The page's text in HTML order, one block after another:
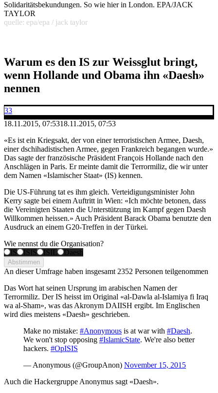
Solidaritätsbekundungen. So wie hier in London. EPA/JACK
TAYLOR
quelle: epa/epa / jack taylor
Warum es den IS zur Weissglut bringt,
wenn Hollande und Obama ihn «Daesh»
nennen
33
18.11.2015, 07:5318.11.2015, 07:53
«Es ist ein Kriegsakt, der von einer terroristischen Armee, Daesh,
einer dschihadistischen Armee, gegen Frankreich begangen wurde.»
Das sagte der französische Präsident François Hollande nach den
Anschlägen in Paris. Er meinte damit die Terrormiliz, die wir unter
dem Namen «Islamischer Staat» (IS) kennen.
Die US-Führung tat es ihm gleich. Verteidigungsminister John
Kerry sagte bei einem Auftritt in Wien: «Ich möchte betonen, dass
die Vereinigten Staaten die Unterstützung im Kampf gegen Daesh
Willkommen heissen.» Auch Präsident Barack Obama benutzte den
Ausdruck an einem G20-Treffen in der Türkei.
Wie nennst du die Organisation?
IS
ISIS ISIL Daesh
Abstimmen
An dieser Umfrage haben insgesamt 2352 Personen teilgenommen
Das Wort hat seinen Ursprung im arabischen Namen der
Terrormiliz. Der IS heisst im Original «al-Dawla al-Islamiya fi Iraq
wa al-Sham», was das Akronym DAIISH ergibt. Im Englischen
wird dies meistens «Daesh» geschrieben.
Make no mistake: #Anonymous is at war with #Daesh.
We won't stop opposing #IslamicState. We're also better
hackers. #OpISIS
— Anonymous (@GroupAnon) November 15, 2015
Auch die Hackergruppe Anonymus sagt «Daesh».